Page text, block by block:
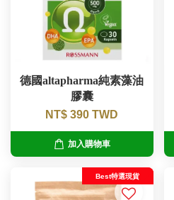
德國altapharma純素藻油
膠囊
NT$ 390 TWD
加入購物車
Best特選現貨